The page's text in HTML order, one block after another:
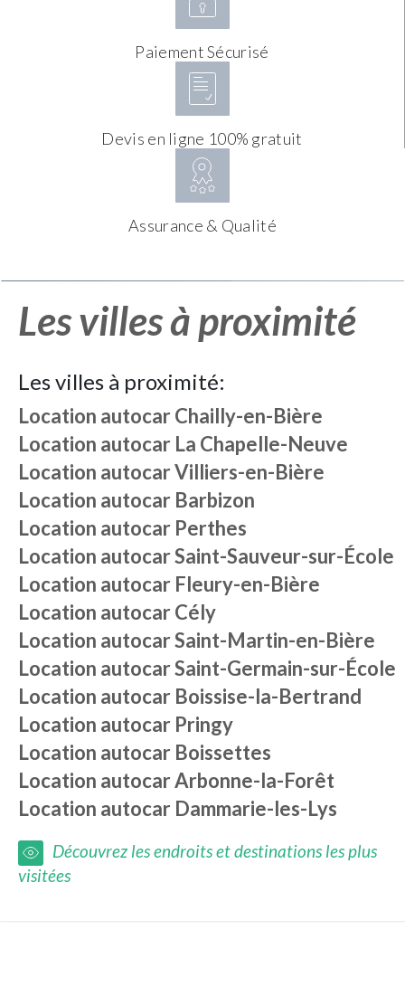
Paiement Sécurisé
Devis en ligne 100% gratuit
Assurance & Qualité
Les villes à proximité
Les villes à proximité:
Location autocarChailly-en-Bière
Location autocar La Chapelle-Neuve
Location autocarVilliers-en-Bière
Location autocar Barbizon
Location autocar Perthes
Location autocarSaint-Sauveur-sur-École
Location autocar Fleury-en-Bière
Location autocarCély
Location autocarSaint-Martin-en-Bière
Location autocarSaint-Germain-sur-École
Location autocar Boissise-la-Bertrand
Location autocar Pringy
Location autocar Boissettes
Location autocarArbonne-la-Forêt
Location autocar Dammarie-les-Lys
Découvrez les endroits et destinations les plus
visitées